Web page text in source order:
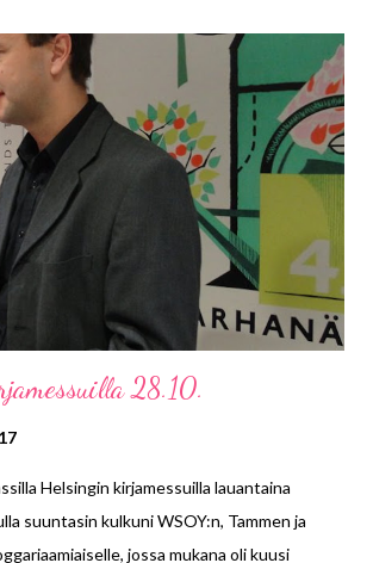
heille omat kirjoitusideansa. Tuottajat
ja omaperäistä ideaa. Toivoniemi oli
tarjoajan pitäisi mielellään olla joko valmis
tai vähintään sellaiseksi opiskeleva.
puhumassa kirjasta nimeltään
Mieleeni nousi aikoinaan
tv-ohjelma Suuri seikkailu, jossa
28.10.
Helsingin kirjamessuilla lauantaina
suuntasin kulkuni WSOY:n, Tammen ja
jossa mukana oli kuusi